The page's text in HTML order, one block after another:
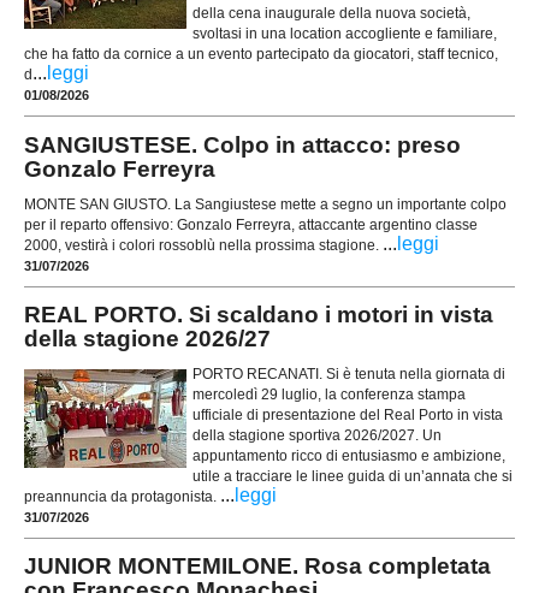
della cena inaugurale della nuova società,
svoltasi in una location accogliente e familiare,
che ha fatto da cornice a un evento partecipato da giocatori, staff tecnico,
d ... leggi
01/08/2026
SANGIUSTESE. Colpo in attacco: preso
Gonzalo Ferreyra
MONTE SAN GIUSTO. La Sangiustese mette a segno un importante colpo
per il reparto offensivo: Gonzalo Ferreyra, attaccante argentino classe
2000, vestirà i colori rossoblù nella prossima stagione. ... leggi
31/07/2026
REAL PORTO. Si scaldano i motori in vista
della stagione 2026/27
PORTO RECANATI. Si è tenuta nella giornata di
mercoledì 29 luglio, la conferenza stampa
ufficiale di presentazione del Real Porto in vista
della stagione sportiva 2026/2027. Un
appuntamento ricco di entusiasmo e ambizione,
utile a tracciare le linee guida di un’annata che si
preannuncia da protagonista. ... leggi
31/07/2026
JUNIOR MONTEMILONE. Rosa completata